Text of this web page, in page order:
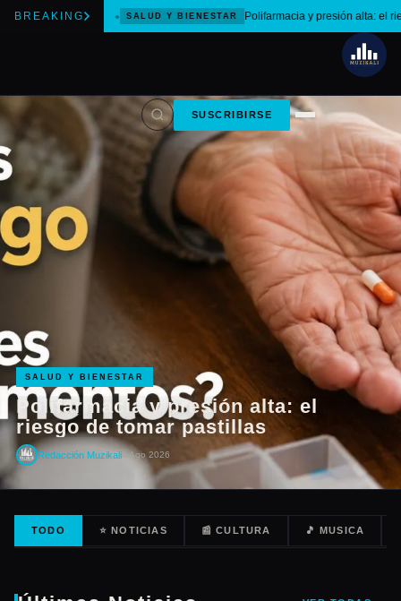
BREAKING SALUD Y BIENESTAR Polifarmacia y presión alta: el
SUSCRIBIRSE
SALUD Y BIENESTAR
Polifarmacia y presión alta: el
riesgo de tomar pastillas
Redacción Muzikali 8 Ago 2026
TODO ⭐ NOTICIAS 📰 CULTURA 🎵 MUSICA